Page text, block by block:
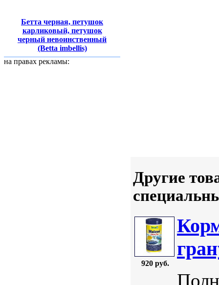
Бетта черная, петушок
карликовый, петушок
черный невоинственный
(Betta imbellis)
на правах рекламы:
Другие
920 руб.